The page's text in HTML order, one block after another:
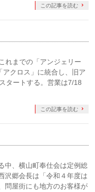
この記事を読む
れまでの「アンジェリー
クロス」に統合し、旧ア
タートする。営業は7/18
この記事を読む
中、横山町奉仕会は定例総
沢郷会長は「令和４年度は
問屋街にも地方のお客様が